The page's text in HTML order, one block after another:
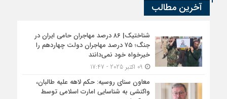
آخرین مطالب
شناختیک| ۸۶ درصد مهاجران حامی ایران در
جنگ؛ ۷۵ درصد مهاجران دولت چهاردهم را
خیرخواه خود نمی‌دانند
معاون سنای روسیه: حکم لاهه علیه طالبان،
واکنشی به شناسایی امارت اسلامی توسط